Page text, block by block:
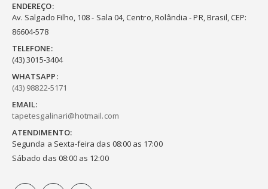
ENDEREÇO:
Av. Salgado Filho, 108 - Sala 04, Centro, Rolândia - PR, Brasil, CEP:
86604-578
TELEFONE:
(43) 3015-3404
WHATSAPP:
(43) 98822-5171
EMAIL:
tapetesgalinari@hotmail.com
ATENDIMENTO:
Segunda a Sexta-feira das 08:00 as 17:00
Sábado das 08:00 as 12:00